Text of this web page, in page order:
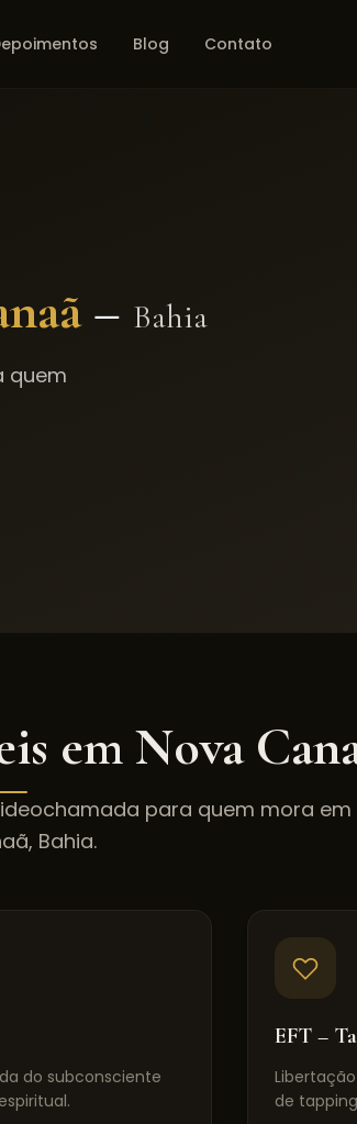
Blog Contato
– Bahia
quem
emNova
para quem mora em
, Bahia.
do subconsciente
EFT –
de